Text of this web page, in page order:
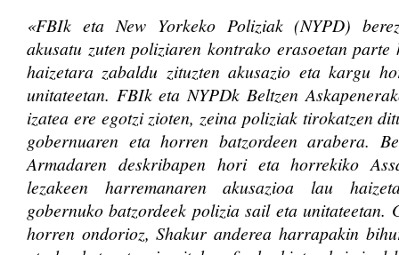
«FBIk eta New Yorkeko Poliziak (NYPD)
akusatu zuten poliziaren kontrako erasoetan parte
haizetara zabaldu zituzten akusazio eta kargu
unitateetan. FBIk eta NYPDk Beltzen
izatea ere egotzi zioten, zeina poliziak tirokatzen
gobernuaren eta horren batzordeen arabera.
Armadaren deskribapen hori eta horrekiko
lezakeen harremanaren akusazioa lau
gobernuko batzordeek polizia sail eta unitateetan.
horren ondorioz, Shakur anderea harrapakin